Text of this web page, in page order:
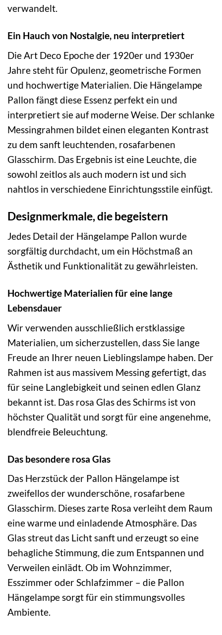
verwandelt.
Ein Hauch von Nostalgie, neu interpretiert
Die Art Deco Epoche der 1920er und 1930er
Jahre steht für Opulenz, geometrische Formen
und hochwertige Materialien. Die Hängelampe
Pallon fängt diese Essenz perfekt ein und
interpretiert sie auf moderne Weise. Der schlanke
Messingrahmen bildet einen eleganten Kontrast
zu dem sanft leuchtenden, rosafarbenen
Glasschirm. Das Ergebnis ist eine Leuchte, die
sowohl zeitlos als auch modern ist und sich
nahtlos in verschiedene Einrichtungsstile einfügt.
Designmerkmale, die begeistern
Jedes Detail der Hängelampe Pallon wurde
sorgfältig durchdacht, um ein Höchstmaß an
Ästhetik und Funktionalität zu gewährleisten.
Hochwertige Materialien für eine lange
Lebensdauer
Wir verwenden ausschließlich erstklassige
Materialien, um sicherzustellen, dass Sie lange
Freude an Ihrer neuen Lieblingslampe haben. Der
Rahmen ist aus massivem Messing gefertigt, das
für seine Langlebigkeit und seinen edlen Glanz
bekannt ist. Das rosa Glas des Schirms ist von
höchster Qualität und sorgt für eine angenehme,
blendfreie Beleuchtung.
Das besondere rosa Glas
Das Herzstück der Pallon Hängelampe ist
zweifellos der wunderschöne, rosafarbene
Glasschirm. Dieses zarte Rosa verleiht dem Raum
eine warme und einladende Atmosphäre. Das
Glas streut das Licht sanft und erzeugt so eine
behagliche Stimmung, die zum Entspannen und
Verweilen einlädt. Ob im Wohnzimmer,
Esszimmer oder Schlafzimmer – die Pallon
Hängelampe sorgt für ein stimmungsvolles
Ambiente.